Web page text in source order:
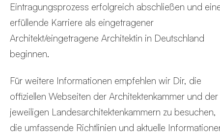
Eintragungsprozess erfolgreich abschließen und
erfüllende Karriere als eingetragener
Architekt/eingetragene Architektin in Deutschland
beginnen.
Für weitere Informationen empfehlen wir Dir, die
offiziellen Webseiten der Architektenkammer und der
jeweiligen Landesarchitektenkammern zu besuchen,
die umfassende Richtlinien und aktuelle